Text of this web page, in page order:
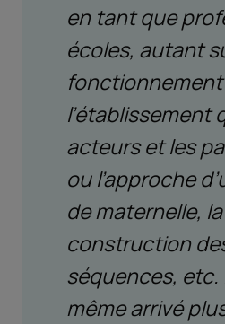
en tant que
écoles, autant
l’établissement
acteurs et les
ou l’approche
de maternelle, la
construction
séquences, etc.
même arrivé